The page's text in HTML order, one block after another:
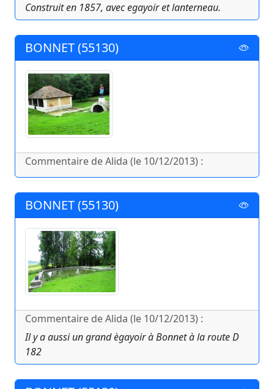
Construit en 1857, avec egayoir et lanterneau.
BONNET (55130)
Commentaire de Alida (le 10/12/2013) :
BONNET (55130)
Commentaire de Alida (le 10/12/2013) :
Il y a aussi un grand ègayoir à Bonnet à la route D
182